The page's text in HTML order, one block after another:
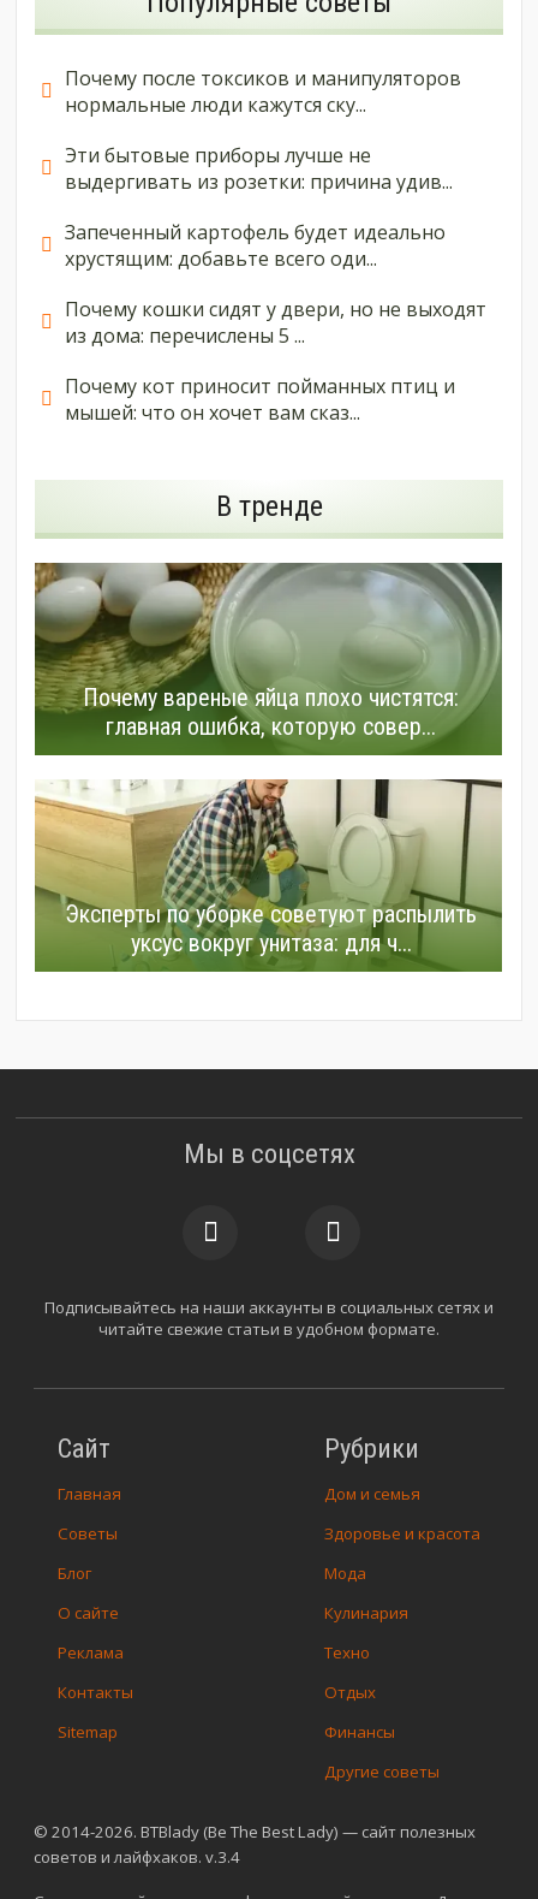
Почему после токсиков и манипуляторов
нормальные люди кажутся ску...
Эти бытовые приборы лучше не
выдергивать из розетки: причина удив...
Запеченный картофель будет идеально
хрустящим: добавьте всего оди...
Почему кошки сидят у двери, но не выходят
из дома: перечислены 5 ...
Почему кот приносит пойманных птиц и
мышей: что он хочет вам сказ...
В тренде
Почему вареные яйца плохо чистятся:
главная ошибка, которую совер...
Эксперты по уборке советуют распылить
уксус вокруг унитаза: для ч...
© 2014-2026. BTBlady (Be The Best Lady) — сайт полезных
советов и лайфхаков. v.3.4
Сайт
Главная
Советы
Блог
О сайте
Реклама
Контакты
Sitemap
Рубрики
Дом и семья
Здоровье и красота
Мода
Кулинария
Техно
Отдых
Финансы
Другие советы
Мы в соцсетях
Подписывайтесь на наши аккаунты в социальных сетях и
читайте свежие статьи в удобном формате.